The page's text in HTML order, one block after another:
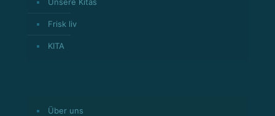
Frisk liv
KITA
Über uns